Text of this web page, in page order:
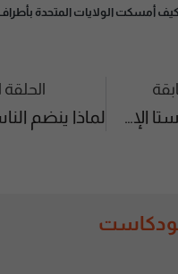
كيف أمسكت الولايات المتحدة
“الفاشونيستا الإسلامي”.. الموضة بما لا يخالف شرع الله!
الحلقة